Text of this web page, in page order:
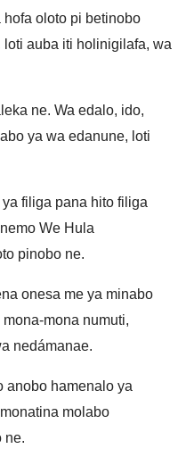
hofa oloto pi betinobo
loti auba iti holinigilafa, wa
ne. Wa edalo, ido,
ya wa edanune, loti
filiga pana hito filiga
We Hula
pinobo ne.
onesa me ya minabo
mona numuti,
nedámanae.
anobo hamenalo ya
molabo
ne.